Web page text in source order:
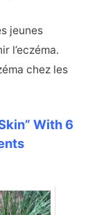
jeunes
l’eczéma.
chez les
With 6